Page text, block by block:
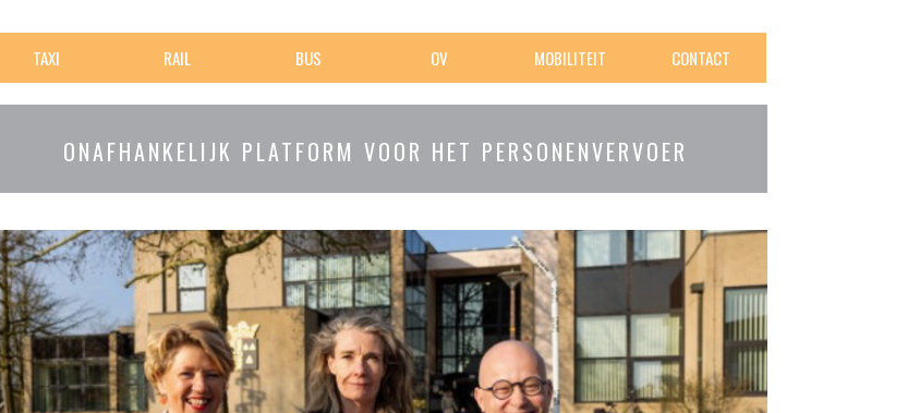
TAXI RAIL BUS OV MOBILITEIT CONTACT
ONAFHANKELIJK PLATFORM VOOR HET PERSONENVERVOER